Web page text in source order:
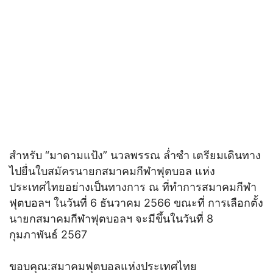
สำหรับ “มาดามแป้ง” นวลพรรณ ล่ำซำ เตรียมเดินทาง
ไปยื่นใบสมัครนายกสมาคมกีฬาฟุตบอล แห่ง
ประเทศไทยอย่างเป็นทางการ ณ ที่ทำการสมาคมกีฬา
ฟุตบอลฯ ในวันที่ 6 ธันวาคม 2566 ขณะที่ การเลือกตั้ง
นายกสมาคมกีฬาฟุตบอลฯ จะมีขึ้นในวันที่ 8
กุมภาพันธ์ 2567
ขอบคุณ:สมาคมฟุตบอลแห่งประเทศไทย